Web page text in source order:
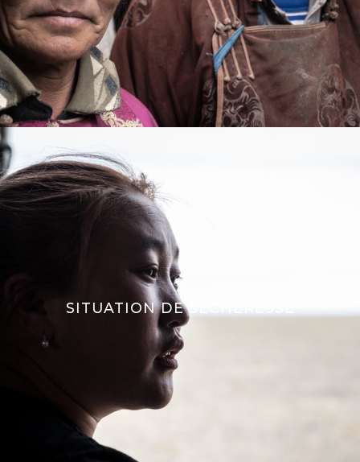
SITUATION DE SÈCHERESSE